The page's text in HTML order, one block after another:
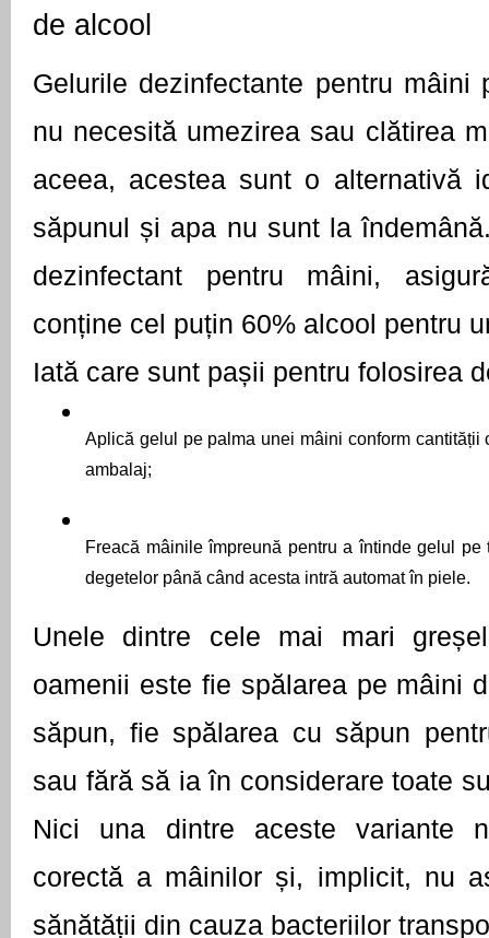
de alcool
Gelurile dezinfectante pentru mâini
nu necesită umezirea sau clătirea
aceea, acestea sunt o alternativă
săpunul și apa nu sunt la
dezinfectant pentru mâini,
conține cel puțin 60% alcool pentru
Iată care sunt pașii pentru folosirea
Aplică gelul pe palma unei mâini conform cantității
ambalaj;
Freacă mâinile împreună pentru a întinde gelul
degetelor până când acesta intră automat în piele.
Unele dintre cele mai mari
oamenii este fie spălarea pe mâini
săpun, fie spălarea cu săpun
sau fără să ia în considerare toate
Nici una dintre aceste variante
corectă a mâinilor și, implicit, nu
sănătății din cauza bacteriilor